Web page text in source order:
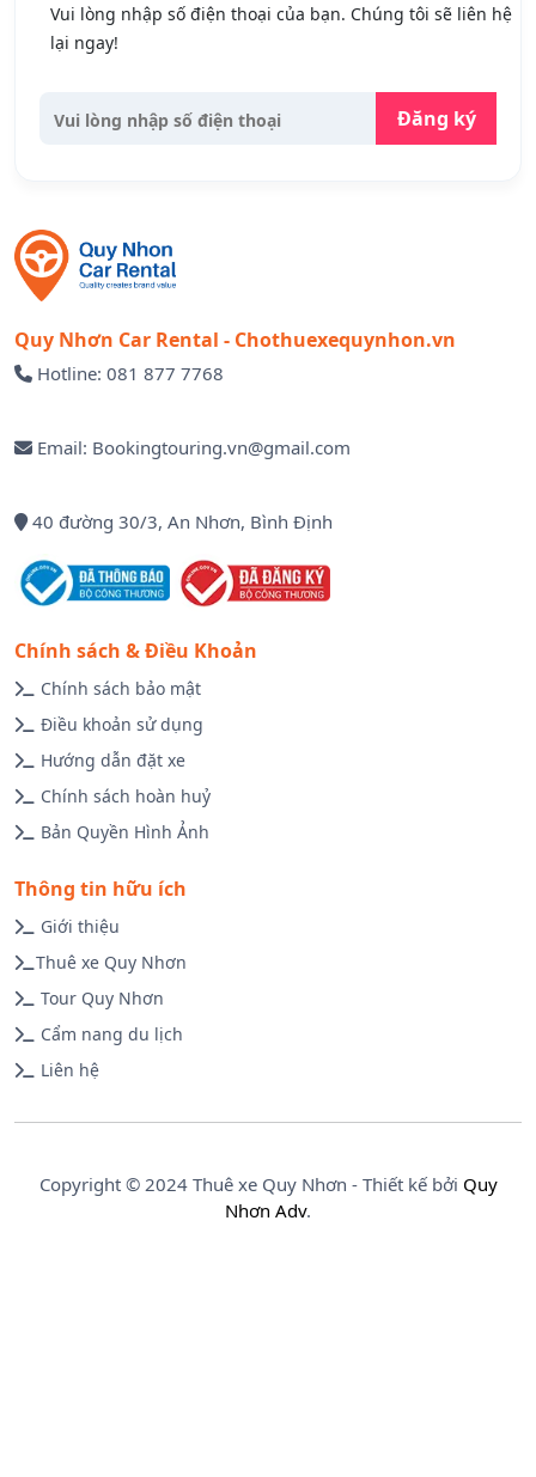
Vui lòng nhập số điện thoại của bạn. Chúng tôi sẽ liên hệ
lại ngay!
Đăng ký
Quy Nhơn Car Rental - Chothuexequynhon.vn
Hotline: 081 877 7768
Email: Bookingtouring.vn@gmail.com
40 đường 30/3, An Nhơn, Bình Định
Chính sách & Điều Khoản
Chính sách bảo mật
Điều khoản sử dụng
Hướng dẫn đặt xe
Chính sách hoàn huỷ
Bản Quyền Hình Ảnh
Thông tin hữu ích
Giới thiệu
Thuê xe Quy Nhơn
Tour Quy Nhơn
Cẩm nang du lịch
Liên hệ
Copyright © 2024 Thuê xe Quy Nhơn - Thiết kế bởi Quy
Nhơn Adv.